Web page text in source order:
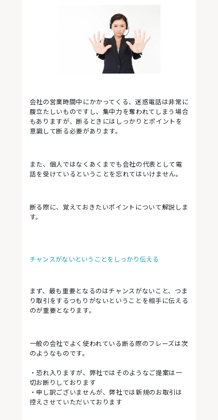
会社の営業時間中にかかってくる、迷惑電話は非常に
腹立たしいものですし、集中力を奪われてしまう場合
もありますが、断るときにはしっかりとポイントを
意識して断る必要があります。
また、個人ではなくあくまでも会社の代表として電
話を受けているということを忘れてはいけません。
断る際に、覚えておきたいポイントについて解説しま
す。
チャンスがないということをしっかり伝える
まず、最も重要となるのはチャンスがないこと、つま
り取引をするつもりがないということを相手に伝える
のが重要となります。
一般の会社でよく使われている断る際のフレーズは次
のようなものです。
・恐れ入りますが、弊社ではそのようなご提案は一
切お断りしております
・申し訳ございませんが、弊社では新規のお取引は
控えさせていただいております